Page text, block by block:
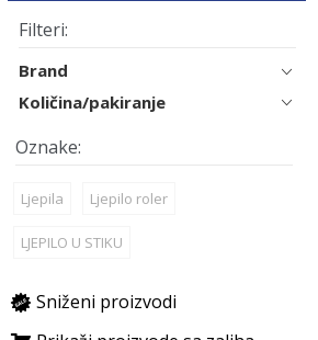
Brand
Količina/pakiranje
Ljepila Ljepilo roler
LJEPILO U STIKU
Sniženi proizvodi